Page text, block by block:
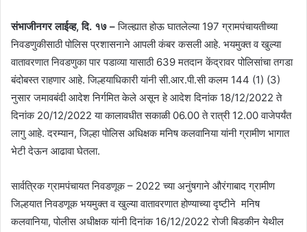
संभाजीनगर लाईव्ह, दि. १७ –जिल्ह्यात होऊ घातलेल्या 197 ग्रामपंचायतीच्या
निवडणुकीसाठी पोलिस प्रशासनाने आपली कंबर कसली आहे. भयमुक्त व खुल्या
वातावरणात निवडणुका पार पडाव्या यासाठी 639 मतदान केंद्रावर पोलिसांचा तगडा
बंदोबस्त राहणार आहे. जिल्हयाधिकारी यांनी सी.आर.पी.सी कलम 144 (1) (3)
नुसार जमावबंदी आदेश निर्गमित केले असून हे आदेश दिनांक 18/12/2022 ते
दिनांक 20/12/2022 या कालावधीत सकाळी 06.00 ते रात्री 12.00 वाजेपर्यंत
लागु आहे. दरम्यान, जिल्हा पोलिस अधिक्षक मनिष कलवानिया यांनी ग्रामीण भागात
भेटी देऊन आढावा घेतला.
सार्वत्रिक ग्रामपंचायत निवडणूक – 2022 च्या अनुंषगाने औरंगाबाद ग्रामीण
जिल्हयात निवडणूक भयमुक्त व खुल्या वातावरणात होण्याच्या दृष्टीने मनिष
कलवानिया, पोलीस अधीक्षक यांनी दिनांक 16/12/2022 रोजी बिडकीन येथील